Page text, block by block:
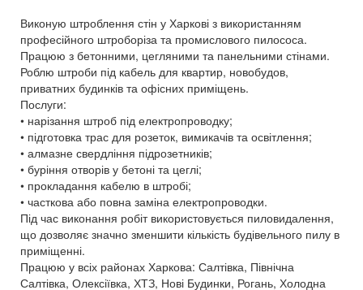
Виконую штроблення стін у Харкові з використанням
професійного штроборіза та промислового пилососа.
Працюю з бетонними, цегляними та панельними стінами.
Роблю штроби під кабель для квартир, новобудов,
приватних будинків та офісних приміщень.
Послуги:
• нарізання штроб під електропроводку;
• підготовка трас для розеток, вимикачів та освітлення;
• алмазне свердління підрозетників;
• буріння отворів у бетоні та цеглі;
• прокладання кабелю в штробі;
• часткова або повна заміна електропроводки.
Під час виконання робіт використовується пиловидалення,
що дозволяє значно зменшити кількість будівельного пилу в
приміщенні.
Працюю у всіх районах Харкова: Салтівка, Північна
Салтівка, Олексіївка, ХТЗ, Нові Будинки, Рогань, Холодна